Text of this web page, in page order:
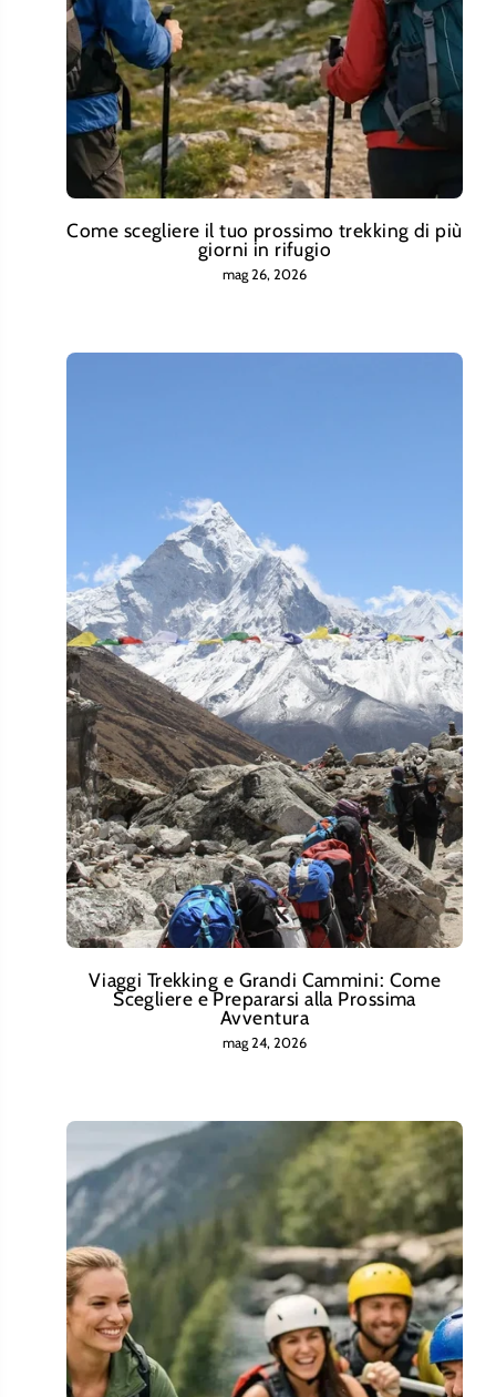
Come scegliere il tuo prossimo trekking di più
giorni in rifugio
mag 26, 2026
Viaggi Trekking e Grandi Cammini: Come
Scegliere e Prepararsi alla Prossima
Avventura
mag 24, 2026